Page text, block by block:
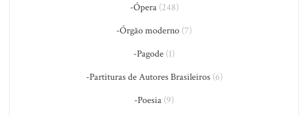
-Ópera(248)
-Órgão moderno (7)
-Pagode (1)
-Partituras de Autores Brasileiros(6)
-Poesia (9)